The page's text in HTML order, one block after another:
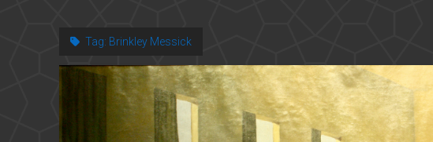
Tag: Brinkley Messick